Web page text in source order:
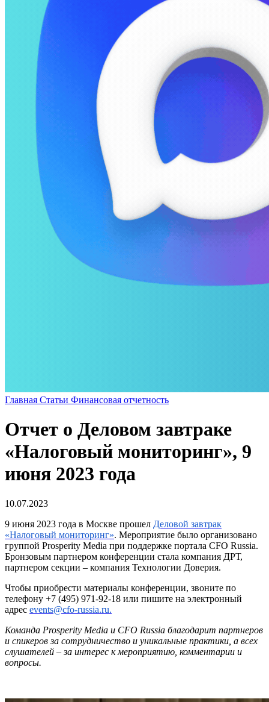
Главная Статьи Финансовая отчетность
Отчет о Деловом завтраке
«Налоговый мониторинг», 9
июня 2023 года
10.07.2023
9 июня 2023 года в Москве прошел Деловой завтрак
«Налоговый мониторинг». Мероприятие было организовано
группой Prosperity Media при поддержке портала CFO Russia.
Бронзовым партнером конференции стала компания ДРТ,
партнером секции – компания Технологии Доверия.
Чтобы приобрести материалы конференции, звоните по
телефону +7 (495) 971-92-18 или пишите на электронный
адрес events@cfo-russia.ru.
Команда Prosperity Media и CFO Russia благодарит партнеров
и спикеров за сотрудничество и уникальные практики, а всех
слушателей – за интерес к мероприятию, комментарии и
вопросы.